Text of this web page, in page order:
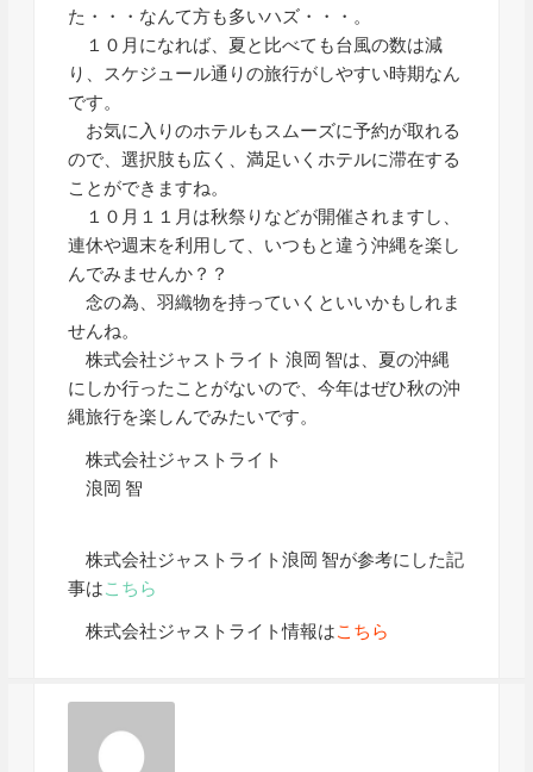
た・・・なんて方も多いハズ・・・。
１０月になれば、夏と比べても台風の数は減
り、スケジュール通りの旅行がしやすい時期なん
です。
お気に入りのホテルもスムーズに予約が取れる
ので、選択肢も広く、満足いくホテルに滞在する
ことができますね。
１０月１１月は秋祭りなどが開催されますし、
連休や週末を利用して、いつもと違う沖縄を楽し
んでみませんか？？
念の為、羽織物を持っていくといいかもしれま
せんね。
株式会社ジャストライト 浪岡 智は、夏の沖縄
にしか行ったことがないので、今年はぜひ秋の沖
縄旅行を楽しんでみたいです。
株式会社ジャストライト
浪岡 智
株式会社ジャストライト浪岡 智が参考にした記
事はこちら
株式会社ジャストライト情報はこちら